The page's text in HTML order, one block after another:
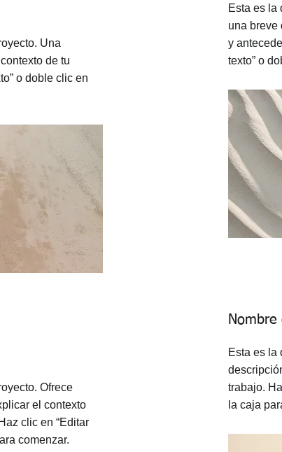
Una
de tu
o doble clic en
Ofrece
el contexto
clic en “Editar
comenzar.
Esta es la
una breve
y
texto” o
Esta es la
trabajo.
la caja